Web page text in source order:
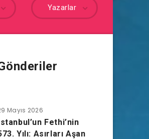
Yazarlar
Mayıs 2026
Fethi’nin
Yılı: Asırları Aşan